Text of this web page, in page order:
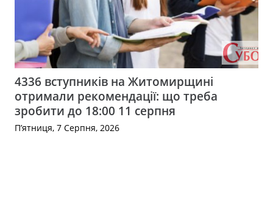
4336 вступників на Житомирщині
отримали рекомендації: що треба
зробити до 18:00 11 серпня
П’ятниця, 7 Серпня, 2026